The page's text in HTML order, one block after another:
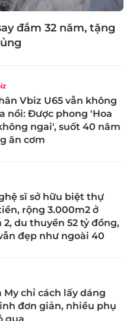
đắm 32 năm, tặng
Vbiz U65 vẫn không
nổi: Được phong 'Hoa
ngai', suốt 40 năm
ăn cơm
sĩ sở hữu biệt thự
rộng 3.000m2 ở
2, du thuyền 52 tỷ đồng,
đẹp như ngoài 40
My chỉ cách lấy dáng
đơn giản, nhiều phụ
qua